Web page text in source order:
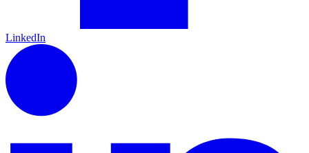
LinkedIn